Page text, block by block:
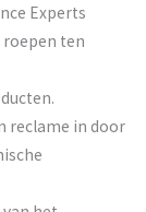
Experts
ten
reclame in door